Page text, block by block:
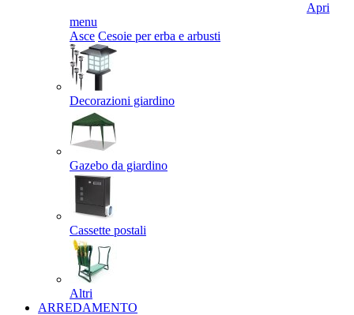
Apri
menu
Asce Cesoie per erba e arbusti
Decorazioni giardino
Gazebo da giardino
Cassette postali
Altri
ARREDAMENTO